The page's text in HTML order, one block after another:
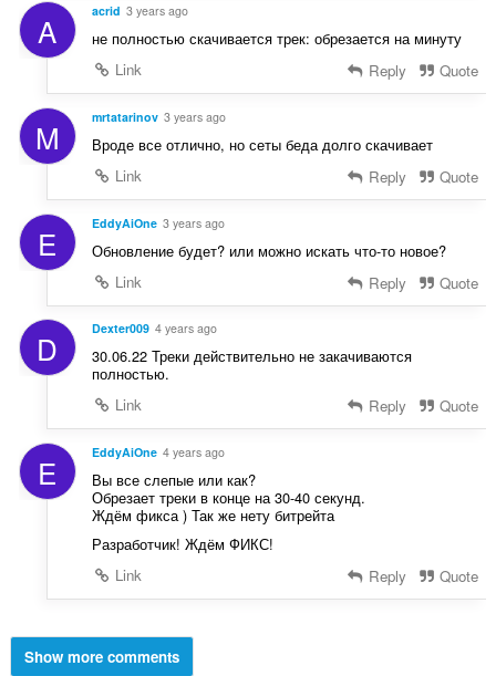
A acrid 3 years ago
не полностью скачивается трек: обрезается на минуту
Link
Reply Quote
M mrtatarinov 3 years ago
Вроде все отлично, но сеты беда долго скачивает
Link
Reply Quote
E EddyAiOne 3 years ago
Обновление будет? или можно искать что-то новое?
Link
Reply Quote
D Dexter009 4 years ago
30.06.22 Треки действительно не закачиваются
полностью.
Link
Reply Quote
E EddyAiOne 4 years ago
Вы все слепые или как?
Обрезает треки в конце на 30-40 секунд.
Ждём фикса ) Так же нету битрейта
Разработчик! Ждём ФИКС!
Link
Reply Quote
Show more comments